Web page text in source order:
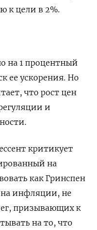
к цели в 2%.
на 1 процентный
ее ускорения. Но
что рост цен
и
критикует
на
как Гринспен
на инфляции, не
призывающих к
на то, что